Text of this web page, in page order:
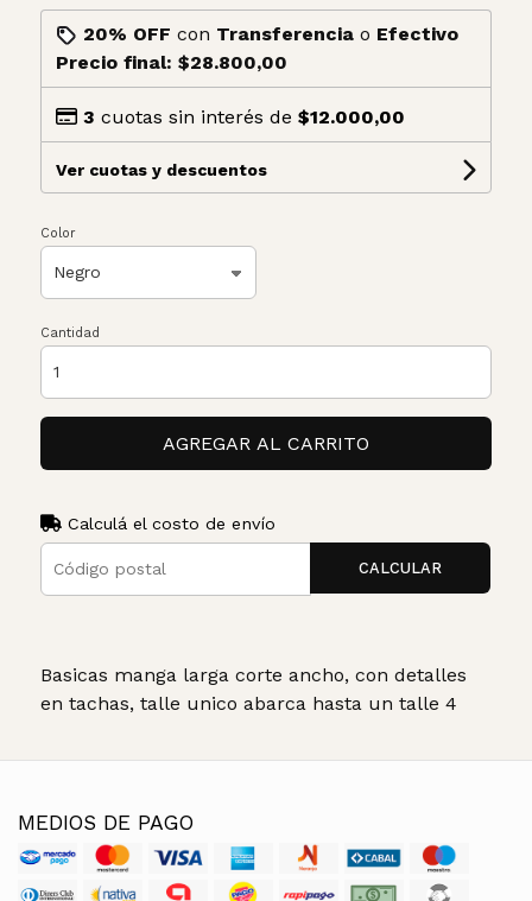
20% OFF con Transferenciao Efectivo
Precio final: $28.800,00
3 cuotas sin interés de $12.000,00
Ver cuotas y descuentos
Color
Cantidad
AGREGAR AL CARRITO
Calculá el costo de envío
CALCULAR
Basicas manga larga corte ancho, con detalles
en tachas, talle unico abarca hasta un talle 4
MEDIOS DE PAGO